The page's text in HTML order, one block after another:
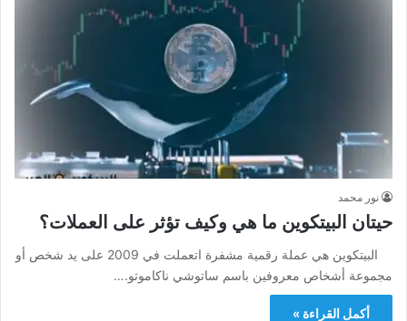
نور محمد
حيتان البيتكوين ما هي وكيف تؤثر على العملات؟
البيتكوين هي عملة رقمية مشفرة اتعملت في 2009 على يد شخص أو
مجموعة أشخاص معروفين باسم ساتوشي ناكاموتو.…
أكمل القراءة »